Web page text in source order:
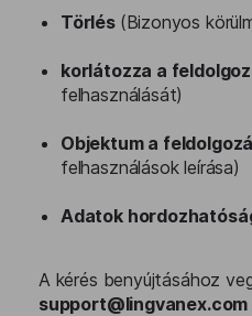
Törlés (Bizonyos
korlátozza a
felhasználását)
Objektum a
felhasználások leírása)
Adatok
A kérés benyújtásához
support@lingvanex.com